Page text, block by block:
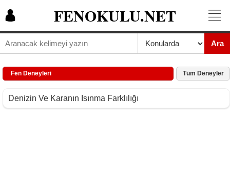
FENOKULU.NET
Ara
Fen Deneyleri Tüm Deneyler
Denizin Ve Karanın Isınma Farklılığı